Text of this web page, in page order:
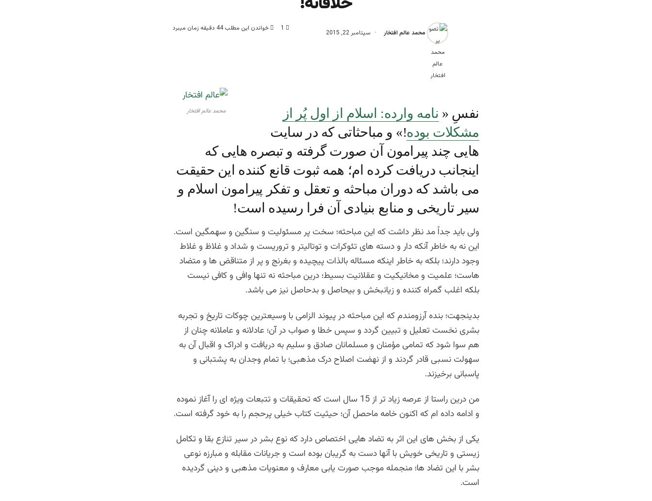
محمد عالم افتخار سپتامبر 22, 2015
1 خواندن این مطلب 44 دقیقه زمان میبرد
محمد عالم افتخار نفسِ « نامه وارده: اسلام از اول پُر از
مشکلات بوده!» و مباحثاتی که در سایت
هایی چند پیرامون آن صورت گرفته و تبصره هایی که
اینجانب دریافت کرده ام؛ همه ثبوت قانع کننده این حقیقت
می باشد که دوران مباحثه و تعقل و تفکر پیرامون اسلام و
سیر تاریخی و منابع بنیادی آن فرا رسیده است!
ولی باید جداً مد نظر داشت که این مباحثه؛ سخت پر مسئولیت و سنگین و سهمگین است.
این نه به خاطر آنکه دار و دسته های تئوکرات و توتالیتر و تروریست و شداد و غلاظ و غلاط
وجود دارند؛ بلکه به خاطر اینکه مسئاله بالذات پیچیده و بغرنج و پر از متناقض ها و متضاد
هاست؛ علمیت و مخانیکیت و عقلانیت بسیط؛ درین مباحثه نه تنها وافی و کافی نیست
بلکه اغلب گمراه کننده و زیانبخش و بیحاصل و بدحاصل نیز می باشد.
بدینجهت؛ بنده آرزومندم که این مباحثه در پیوند الزامی با وسیعترین چوکات تاریخ و تجربه
بشری نخست تعلیل و تبیین گردد و سپس خطا و صواب در آن؛ عادلانه و عاملانه چنان از
هم سوا شود که تمامی مؤمنان و مسلمانان صادق و سلیم به دریافت و ادراک و اقبال آن به
سهولت نسبی قادر گردند و از نهضت اصلاح درک مذهبی؛ با تمام وجدان به پشتبانی و
پاسبانی برخیزند.
من درین راستا از عرصه زیاد تر از 15 سال است که تحقیقات و تتبعات ویژه ای را آغاز نموده
و ادامه داده ام که اکنون خامه ماحصل آن؛ حیثیت کتاب خیلی پرحجم را به خود گرفته است.
یکی از بخش های این اثر به تضاد هایی اختصاص دارد که نوع بشر در سیر تنازع بقا و تکامل
زیستی و تاریخی خویش با آنها دست به گریبان بوده است و جریانات مقابله و مبارزه نوعی
بشر با این تضاد ها؛ منجمله موجب صورت یابی معارف و معنویات مذهبی و دینی گردیده
است.